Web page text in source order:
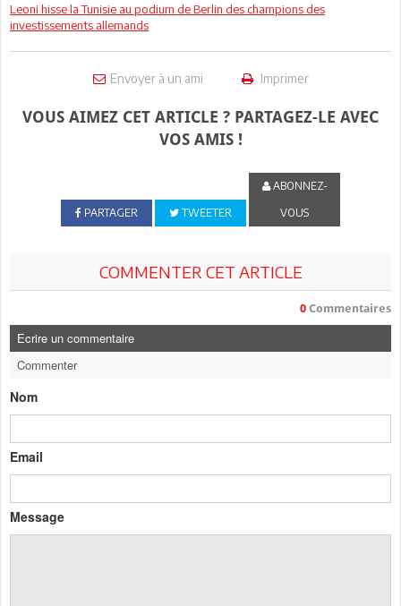
Leoni hisse la Tunisie au podium de Berlin des champions des
investissements allemands
Envoyer à un ami Imprimer
VOUS AIMEZ CET ARTICLE ? PARTAGEZ-LE AVEC
VOS AMIS !
PARTAGER TWEETER
ABONNEZ-
VOUS
COMMENTER CET ARTICLE
0 Commentaires
Ecrire un commentaire
Commenter
Nom
Email
Message